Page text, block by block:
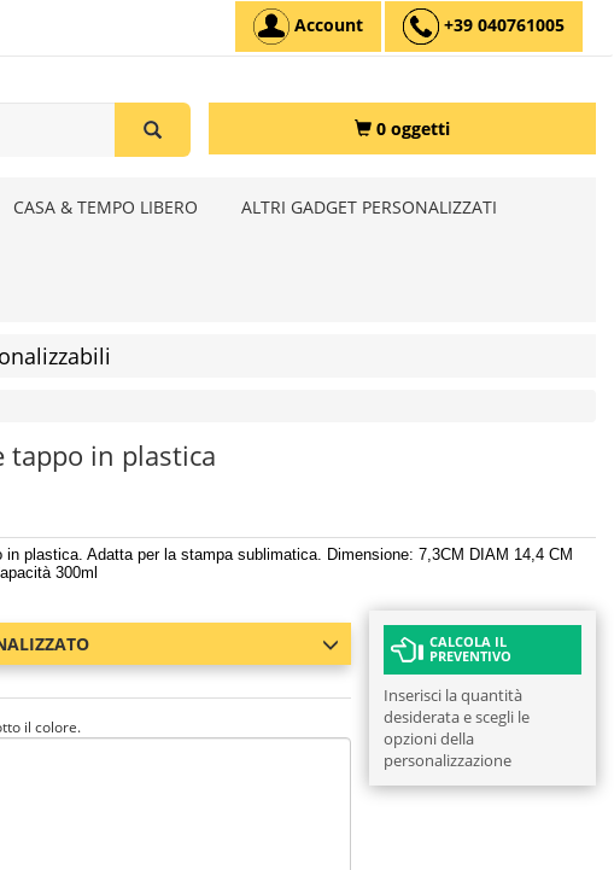
Account +39 040761005
0 oggetti
CASA & TEMPO LIBERO ALTRI GADGET PERSONALIZZATI
tappo in plastica
plastica. Adatta per la stampa sublimatica. Dimensione: 7,3CM DIAM 14,4 CM
300ml
il colore.
CALCOLA IL
PREVENTIVO
Inserisci la quantità
desiderata e scegli le
opzioni della
personalizzazione